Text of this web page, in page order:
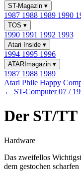
ST-Magazin ▾
1987 1988 1989 1990
TOS ▾
1990 1991 1992 1993
Atari Inside ▾
1994 1995 1996
ATARImagazin ▾
1987 1988 1989
Atari Phile Happy
← ST-Computer 07 /
Der ST/
Hardware
Das zweifellos
dem gestochen